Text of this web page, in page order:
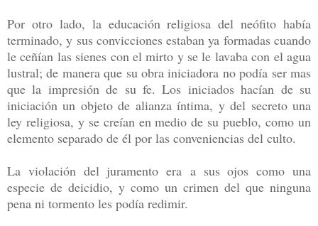
Por otro lado, la educación religiosa del neófito había
terminado, y sus convicciones estaban ya formadas cuando
le ceñían las sienes con el mirto y se le lavaba con el agua
lustral; de manera que su obra iniciadora no podía ser mas
que la impresión de su fe. Los iniciados hacían de su
iniciación un objeto de alianza íntima, y del secreto una
ley religiosa, y se creían en medio de su pueblo, como un
elemento separado de él por las conveniencias del culto.
La violación del juramento era a sus ojos como una
especie de deicidio, y como un crimen del que ninguna
pena ni tormento les podía redimir.